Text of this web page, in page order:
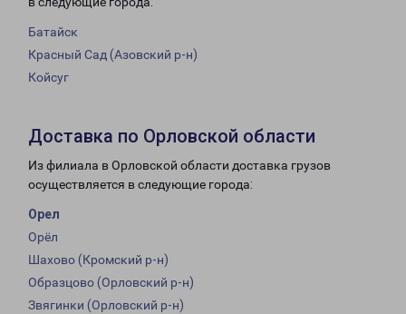
Батайск
Красный Сад (Азовский р-н)
Койсуг
Доставка по Орловской области
Из филиала в Орловской области доставка грузов
осуществляется в следующие города:
Орел
Орёл
Шахово (Кромский р-н)
Образцово (Орловский р-н)
Звягинки (Орловский р-н)